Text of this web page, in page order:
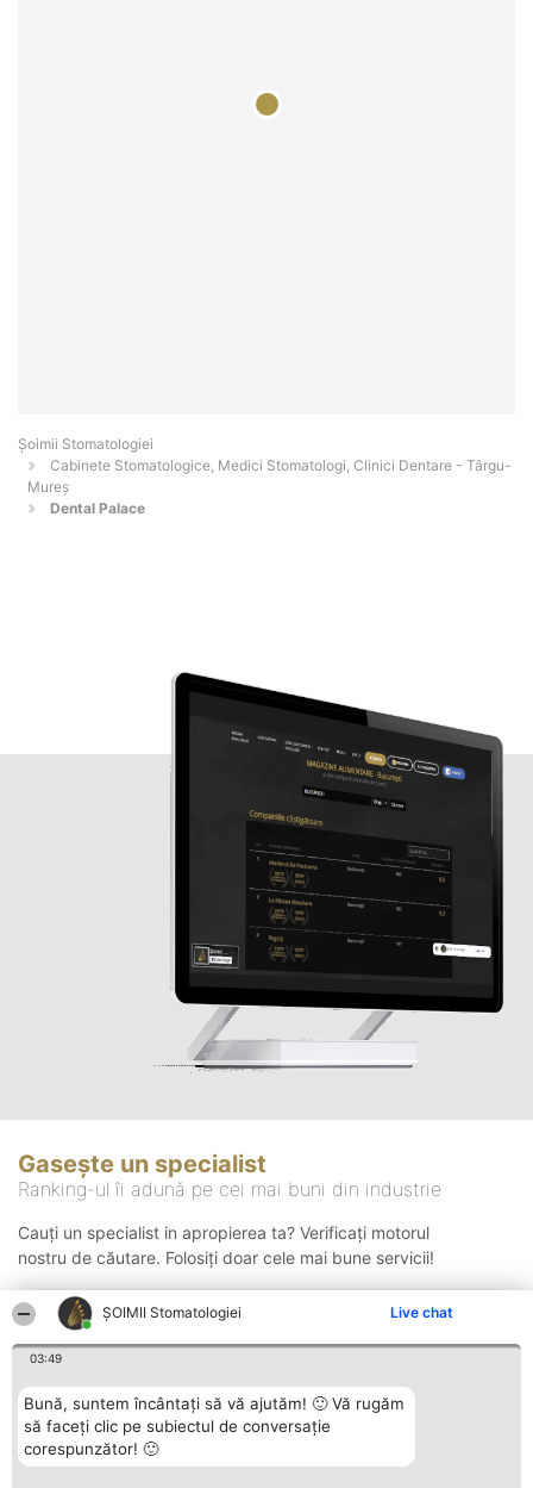
ȘOIMII Stomatologiei Live chat
03:49
Bună, suntem încântați să vă ajutăm! 🙂 Vă rugăm
să faceți clic pe subiectul de conversație
corespunzător! 🙂
Șoimii Stomatologiei
Cabinete Stomatologice, Medici Stomatologi, Clinici Dentare - Târgu-
Mureş
Dental Palace
Gasește un specialist
Ranking-ul îi adună pe cei mai buni din industrie
Cauți un specialist in apropierea ta? Verificați motorul
nostru de căutare. Folosiți doar cele mai bune servicii!